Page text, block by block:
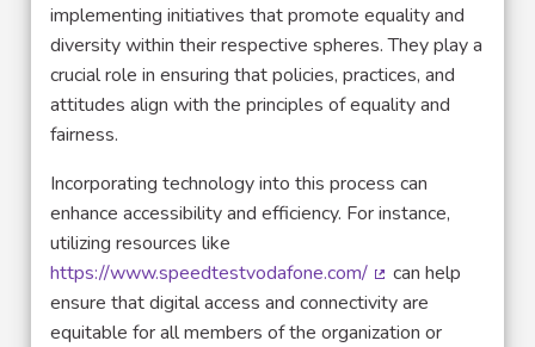
implementing initiatives that promote equality and
diversity within their respective spheres. They play a
crucial role in ensuring that policies, practices, and
attitudes align with the principles of equality and
fairness.
Incorporating technology into this process can
enhance accessibility and efficiency. For instance,
utilizing resources like
https://www.speedtestvodafone.com/
(Lien externe)
can help
ensure that digital access and connectivity are
equitable for all members of the organization or